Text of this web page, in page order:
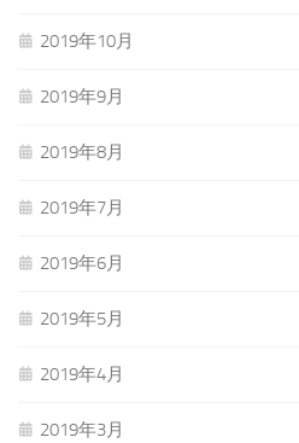
2019年10月
2019年9月
2019年8月
2019年7月
2019年6月
2019年5月
2019年4月
2019年3月